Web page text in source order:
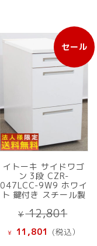
セール
販
売
中
品
イトーキ サイドワゴ
ン 3段 CZR-
047LCC-9W9 ホワイ
ト 鍵付き スチール製
¥12,801
の
価
¥ 11,801 現
(税込）